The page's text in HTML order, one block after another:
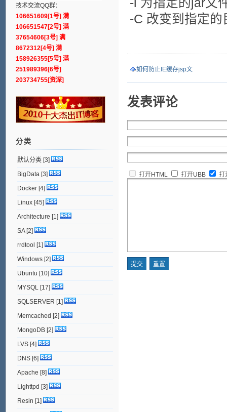
-i 为指定的jar文
-C 改变到指定
如何防止IE缓存jsp文
发表评论
打开HTML 打开UBB 打
技术交流QQ群：
106651609[1号] 满
106651547[2号] 满
37654606[3号] 满
8672312[4号] 满
158926355[5号] 满
251989396[6号]
203734755[资深]
分类
默认分类[3]
BigData [3]
Docker[4]
Linux[45]
Architecture [1]
SA[2]
rrdtool [1]
Windows[2]
Ubuntu [10]
MYSQL [17]
SQLSERVER [1]
Memcached [2]
MongoDB[2]
LVS[4]
DNS[6]
Apache [8]
Lighttpd [3]
Resin [1]